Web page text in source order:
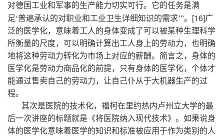
对德国工业和军事的生产能力切实可行。它的任务是满
足‘普遍承认的对职业和工业卫生详细知识的需求’”。 [16]广
泛的医学化，意味着工人的身体变成了可以被某种生理科学
所衡量的尺度，可以明确计算出工人身上的劳动力，也明确
地将这种劳动力转化为市场上对应的薪酬。简言之，身体的
医学化是劳动力商品化的前提，只有身体的医学化，个体才
能通过售卖自己的劳动力，让自己仆从于大机器生产的过
程。
其次是医院的技术化，福柯在里约热内卢州立大学的最
后一次讲座的标题就是《将医院纳入现代技术》。如果说身
体的医学化意味着医学的知识和标准被应用于作为类别的人